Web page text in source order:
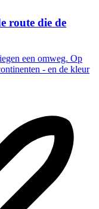
route die de
een omweg. Op
- en de kleur